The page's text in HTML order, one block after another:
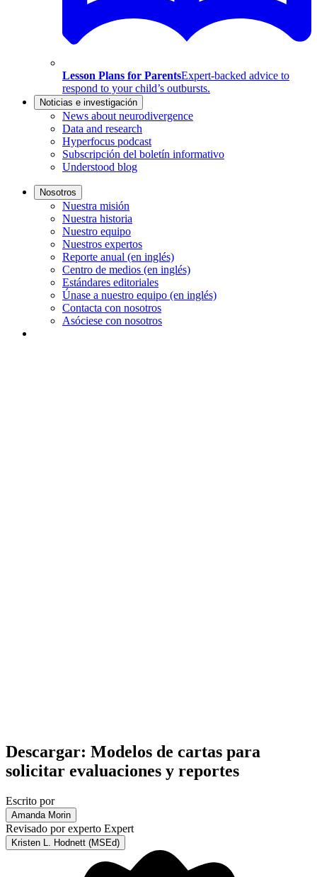
Lesson Plans for ParentsExpert-backed advice to
respond to your child’s outbursts.
Noticias e investigación
News about neurodivergence
Data and research
Hyperfocus podcast
Subscripción del boletín informativo
Understood blog
Nosotros
Nuestra misión
Nuestra historia
Nuestro equipo
Nuestros expertos
Reporte anual (en inglés)
Centro de medios (en inglés)
Estándares editoriales
Únase a nuestro equipo (en inglés)
Contacta con nosotros
Asóciese con nosotros
Descargar: Modelos de cartas para
solicitar evaluaciones y reportes
Escrito por
Amanda Morin
Revisado por experto Expert
Kristen L. Hodnett (MSEd)